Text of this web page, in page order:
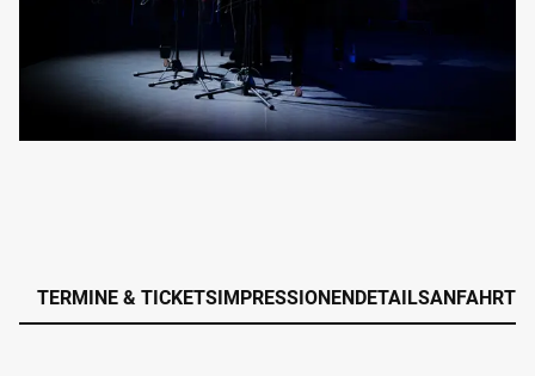
TERMINE & TICKETSIMPRESSIONENDETAILSANFAHRT